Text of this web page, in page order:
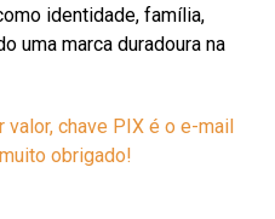
identidade, família,
uma marca duradoura na
chave PIX é o e-mail
muito obrigado!